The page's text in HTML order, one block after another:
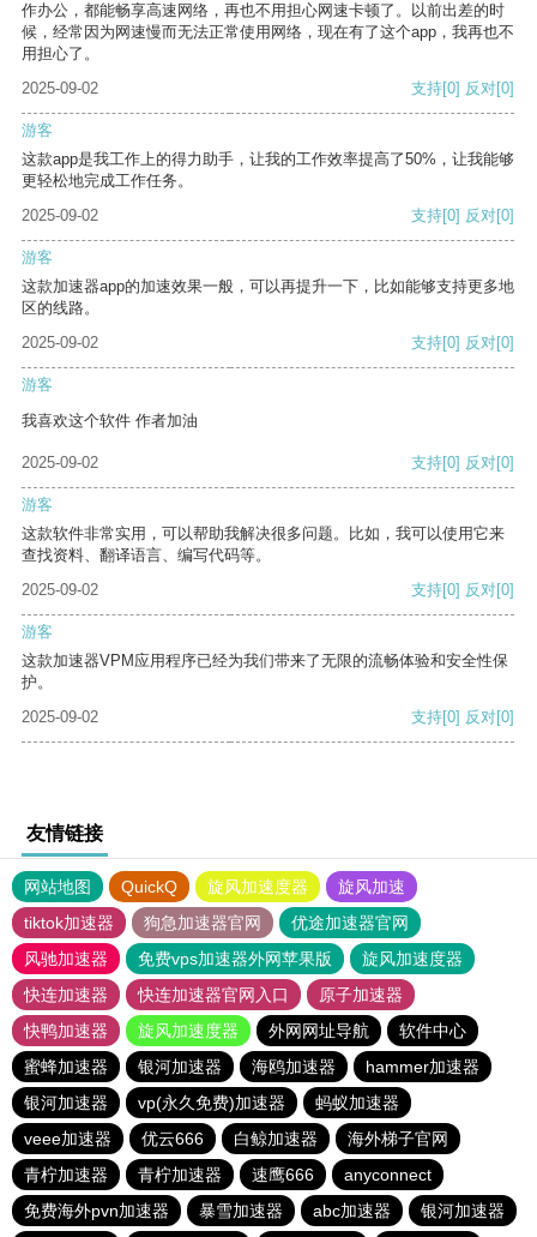
作办公，都能畅享高速网络，再也不用担心网速卡顿了。以前出差的时
候，经常因为网速慢而无法正常使用网络，现在有了这个app，我再也不
用担心了。
2025-09-02
支持[0] 反对[0]
游客
这款app是我工作上的得力助手，让我的工作效率提高了50%，让我能够
更轻松地完成工作任务。
2025-09-02
支持[0] 反对[0]
游客
这款加速器app的加速效果一般，可以再提升一下，比如能够支持更多地
区的线路。
2025-09-02
支持[0] 反对[0]
游客
我喜欢这个软件 作者加油
2025-09-02 支持[0] 反对[0]
游客
这款软件非常实用，可以帮助我解决很多问题。比如，我可以使用它来
查找资料、翻译语言、编写代码等。
2025-09-02
支持[0] 反对[0]
游客
这款加速器VPM应用程序已经为我们带来了无限的流畅体验和安全性保
护。
2025-09-02
支持[0] 反对[0]
友情链接
网站地图 QuickQ 旋风加速度器
旋风加速
tiktok加速器
狗急加速器官网
优途加速器官网
风驰加速器
免费vps加速器外网苹果版
旋风加速度器
快连加速器
快连加速器官网入口
原子加速器
快鸭加速器
旋风加速度器 外网网址导航
软件中心
蜜蜂加速器
银河加速器 海鸥加速器
hammer加速器
银河加速器
vp(永久免费)加速器
蚂蚁加速器
veee加速器
优云666 白鲸加速器
海外梯子官网
青柠加速器
青柠加速器 速鹰666
anyconnect
免费海外pvn加速器
暴雪加速器 abc加速器 银河加速器